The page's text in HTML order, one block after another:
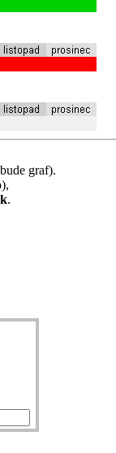
graf).
.